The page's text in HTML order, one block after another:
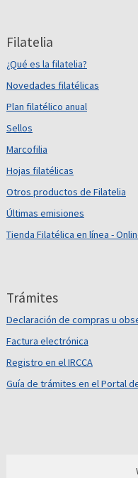
Filatelia
¿Qué es la filatelia?
Novedades filatélicas
Plan filatélico anual
Sellos
Marcofilia
Hojas filatélicas
Otros productos de Filatelia
Últimas emisiones
Tienda Filatélica en línea -
Trámites
Declaración de compras u
Factura electrónica
Registro en el IRCCA
Guía de trámites en el Portal